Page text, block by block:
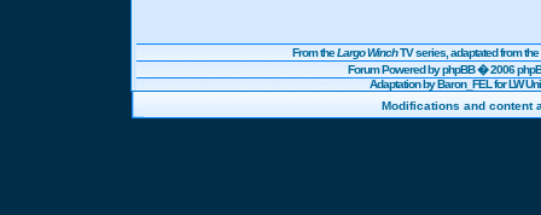
From theLargo WinchTV series, adaptated from
Forum Powered byphpBB� 2006
Adaptation by Baron_FEL for LW
Modifications and content